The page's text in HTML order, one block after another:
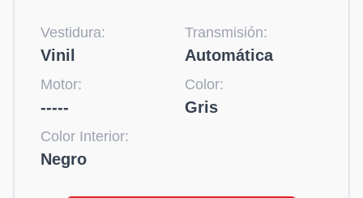
Vestidura:
Vinil
Transmisión:
Automática
Motor:
-----
Color:
Gris
Color Interior:
Negro